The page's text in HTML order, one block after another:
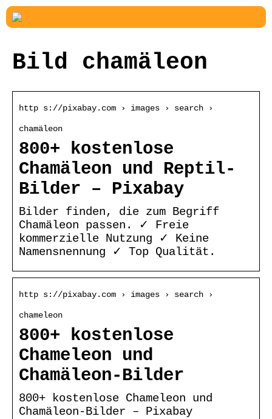
Bild chamäleon
http s://pixabay.com › images › search ›
chamäleon
800+ kostenlose
Chamäleon und Reptil-
Bilder – Pixabay
Bilder finden, die zum Begriff
Chamäleon passen. ✓ Freie
kommerzielle Nutzung ✓ Keine
Namensnennung ✓ Top Qualität.
http s://pixabay.com › images › search ›
chameleon
800+ kostenlose
Chameleon und
Chamäleon-Bilder
800+ kostenlose Chameleon und
Chamäleon-Bilder – Pixabay